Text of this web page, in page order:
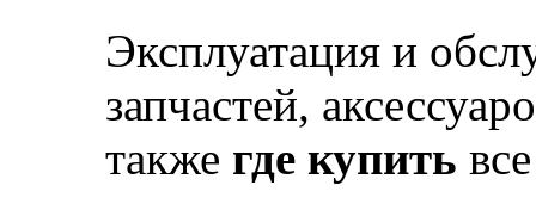
Эксплуатация и
запчастей,
также где купить